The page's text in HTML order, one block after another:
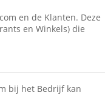
en de Klanten. Deze
en Winkels) die
bij het Bedrijf kan